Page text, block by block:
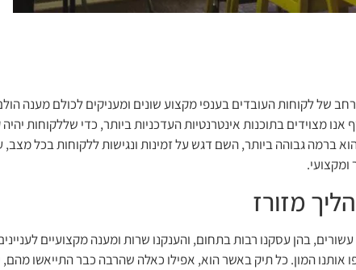
של לקוחות העובדים בענפי מקצוע שונים ומעניקים לכולם מענה
מצוידים בתוכנות אינטרנטיות העדכניות ביותר, כדי שללקוחות
ברמה גבוהה ביותר, השם דגש על זמינות ונגישות ללקוחות בכל
בהן עסקנו רבות בתחום, והענקנו שרות ומענה מקצועיים
אותנו המון. כל תיק באשר הוא, אפילו כאלה שהרבה כבר התייאשו